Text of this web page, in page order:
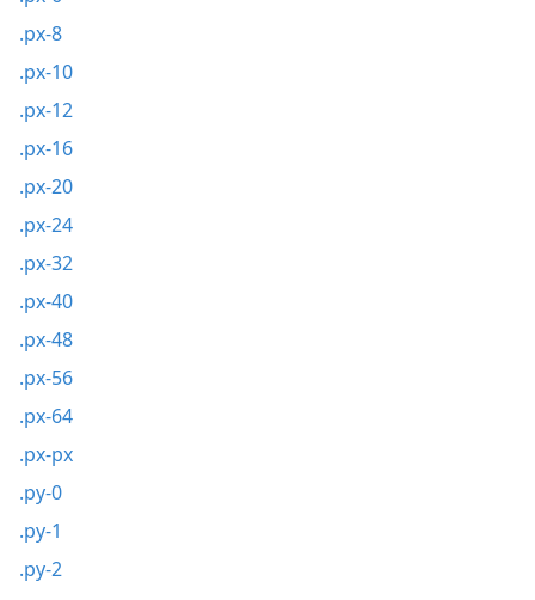
.px-8
.px-10
.px-12
.px-16
.px-20
.px-24
.px-32
.px-40
.px-48
.px-56
.px-64
.px-px
.py-0
.py-1
.py-2